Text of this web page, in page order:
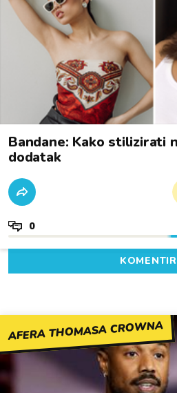
Bandane: Kako stilizirati
dodatak
0
AFERA THOMASA CROWNA